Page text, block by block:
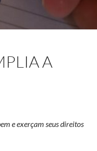
A
e exerçam seus direitos
a participação popular